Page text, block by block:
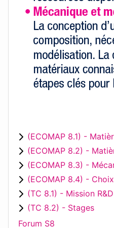
(ECOMAP 8.1) -
(ECOMAP 8.2) -
(ECOMAP 8.3) -
(ECOMAP 8.4) -
(TC 8.1) - Mission R&D
(TC 8.2) - Stages
Forum S8